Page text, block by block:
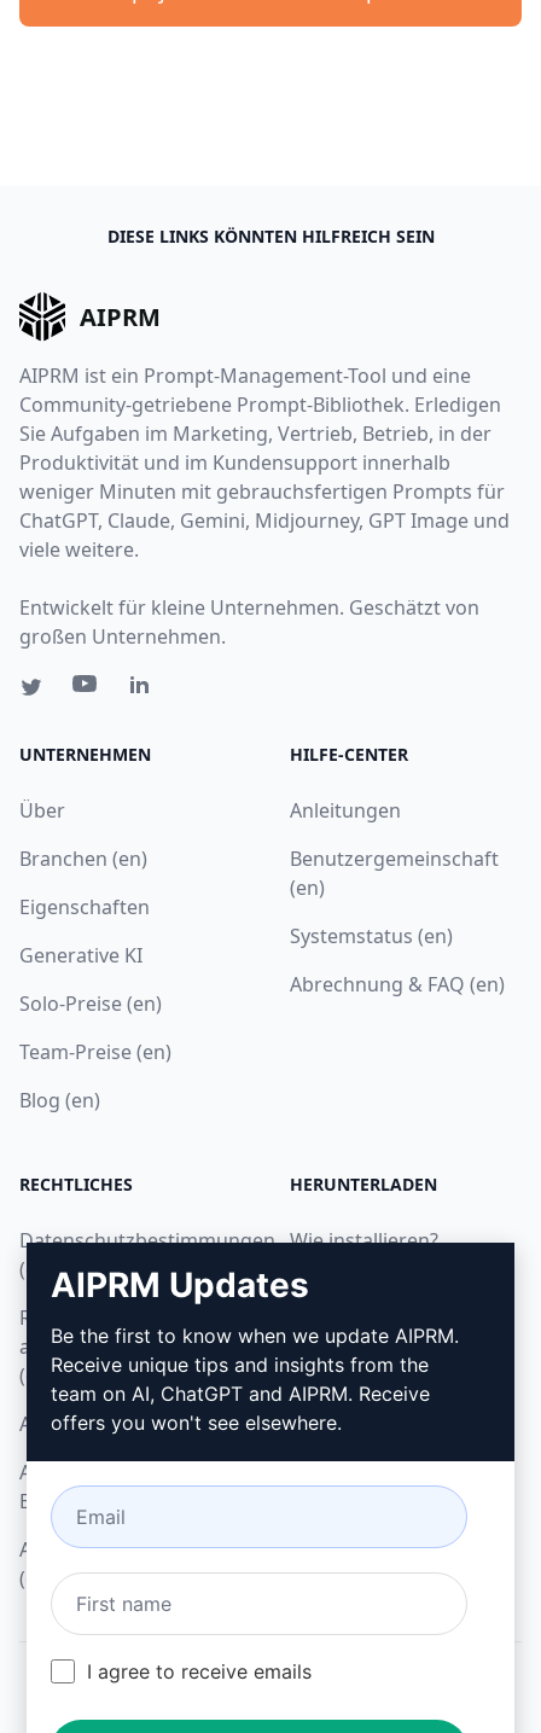
DIESE LINKS KÖNNTEN HILFREICH SEIN
AIPRM
AIPRM ist ein Prompt-Management-Tool und eine
Community-getriebene Prompt-Bibliothek. Erledigen
Sie Aufgaben im Marketing, Vertrieb, Betrieb, in der
Produktivität und im Kundensupport innerhalb
weniger Minuten mit gebrauchsfertigen Prompts für
ChatGPT, Claude, Gemini, Midjourney, GPT Image und
viele weitere.
Entwickelt für kleine Unternehmen. Geschätzt von
großen Unternehmen.
UNTERNEHMEN
Über
Branchen (en)
Eigenschaften
Generative KI
Solo-Preise (en)
Team-Preise (en)
Blog (en)
HILFE-CENTER
Anleitungen
Benutzergemeinschaft
(en)
Systemstatus (en)
Abrechnung & FAQ (en)
RECHTLICHES
Datenschutzbestimmungen
(en)
Richtlinien zur
akzeptablen Nutzung
(en)
AGB (en)
AGB für Browser-
Erweiterungen (en)
AGB für Verrechnung
(en)
HERUNTERLADEN
Wie installieren?
Google Chrome
Microsoft Edge
AIPRM Updates
Be the first to know when we update AIPRM.
Receive unique tips and insights from the
team on AI, ChatGPT and AIPRM. Receive
offers you won't see elsewhere.
I agree to receive emails